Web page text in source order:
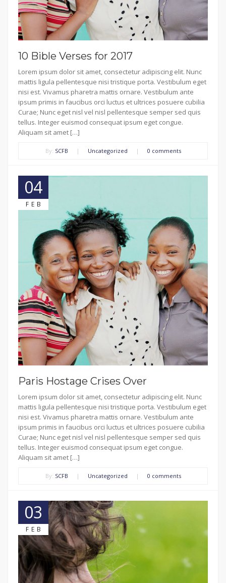
10 Bible Verses for 2017
Lorem ipsum dolor sit amet, consectetur adipiscing elit. Nunc
mattis ligula pellentesque nisi tristique porta. Vestibulum eget
nisi est. Vivamus pharetra mattis ornare. Vestibulum ante
ipsum primis in faucibus orci luctus et ultrices posuere cubilia
Curae; Nunc eget nisl vel nisl pellentesque semper sed quis
tellus. Integer euismod consequat ipsum eget congue.
Aliquam sit amet […]
By: SCFB | Uncategorized | 0 comments
04
FEB
Paris Hostage Crises Over
Lorem ipsum dolor sit amet, consectetur adipiscing elit. Nunc
mattis ligula pellentesque nisi tristique porta. Vestibulum eget
nisi est. Vivamus pharetra mattis ornare. Vestibulum ante
ipsum primis in faucibus orci luctus et ultrices posuere cubilia
Curae; Nunc eget nisl vel nisl pellentesque semper sed quis
tellus. Integer euismod consequat ipsum eget congue.
Aliquam sit amet […]
By: SCFB | Uncategorized | 0 comments
03
FEB